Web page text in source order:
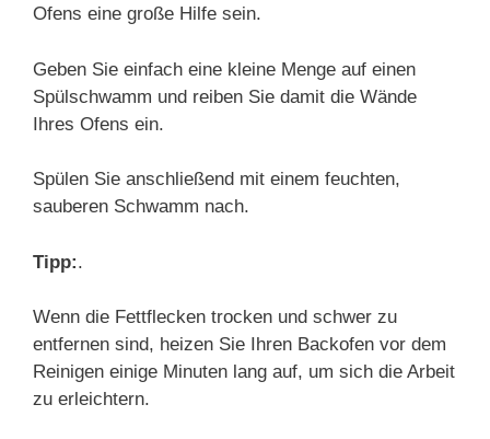
Ofens eine große Hilfe sein.
Geben Sie einfach eine kleine Menge auf einen
Spülschwamm und reiben Sie damit die Wände
Ihres Ofens ein.
Spülen Sie anschließend mit einem feuchten,
sauberen Schwamm nach.
Tipp:.
Wenn die Fettflecken trocken und schwer zu
entfernen sind, heizen Sie Ihren Backofen vor dem
Reinigen einige Minuten lang auf, um sich die Arbeit
zu erleichtern.